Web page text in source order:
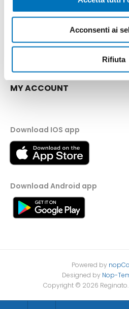
Acconsenti ai
Rifiuta
CONTACT INFO
INFORMATION
MY ACCOUNT
Download IOS app
Download Android app
Powered by
Designed by Nop-
Copyright © 2026 Reginato.